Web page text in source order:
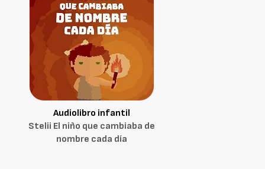
Audiolibro infantil
Stelii El niño que cambiaba de
nombre cada día